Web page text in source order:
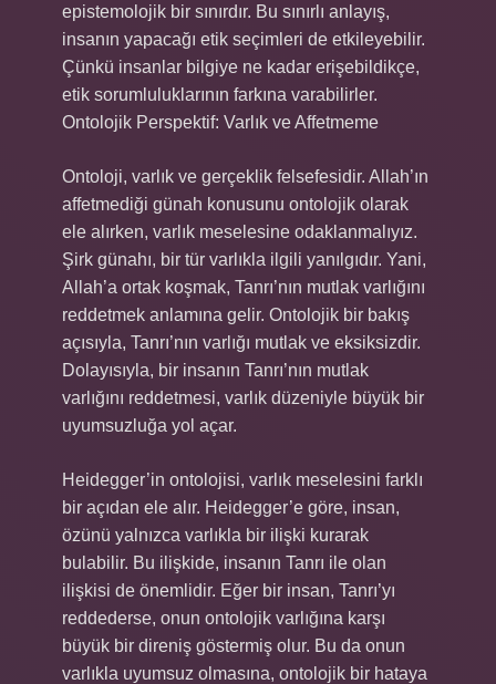
epistemolojik bir sınırdır. Bu sınırlı anlayış,
insanın yapacağı etik seçimleri de etkileyebilir.
Çünkü insanlar bilgiye ne kadar erişebildikçe,
etik sorumluluklarının farkına varabilirler.
Ontolojik Perspektif: Varlık ve Affetmeme
Ontoloji, varlık ve gerçeklik felsefesidir. Allah’ın
affetmediği günah konusunu ontolojik olarak
ele alırken, varlık meselesine odaklanmalıyız.
Şirk günahı, bir tür varlıkla ilgili yanılgıdır. Yani,
Allah’a ortak koşmak, Tanrı’nın mutlak varlığını
reddetmek anlamına gelir. Ontolojik bir bakış
açısıyla, Tanrı’nın varlığı mutlak ve eksiksizdir.
Dolayısıyla, bir insanın Tanrı’nın mutlak
varlığını reddetmesi, varlık düzeniyle büyük bir
uyumsuzluğa yol açar.
Heidegger’in ontolojisi, varlık meselesini farklı
bir açıdan ele alır. Heidegger’e göre, insan,
özünü yalnızca varlıkla bir ilişki kurarak
bulabilir. Bu ilişkide, insanın Tanrı ile olan
ilişkisi de önemlidir. Eğer bir insan, Tanrı’yı
reddederse, onun ontolojik varlığına karşı
büyük bir direniş göstermiş olur. Bu da onun
varlıkla uyumsuz olmasına, ontolojik bir hataya